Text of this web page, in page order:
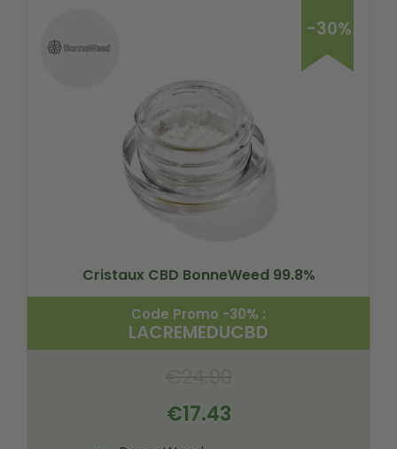
-30%
Cristaux CBD BonneWeed 99.8%
Code Promo -30% :
LACREMEDUCBD
€17.43